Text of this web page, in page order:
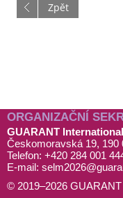
Zpět
ORGANIZAČNÍ
GUARANT
Českomoravská 19, 190
Telefon: +420 284 001
E-mail: selm2026@
© 2019–2026